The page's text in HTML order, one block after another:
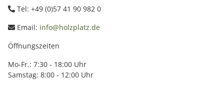
Tel: +49 (0)57 41 90 982 0
Email: info@holzplatz.de
Öffnungszeiten
Mo-Fr.: 7:30 - 18:00 Uhr
Samstag: 8:00 - 12:00 Uhr